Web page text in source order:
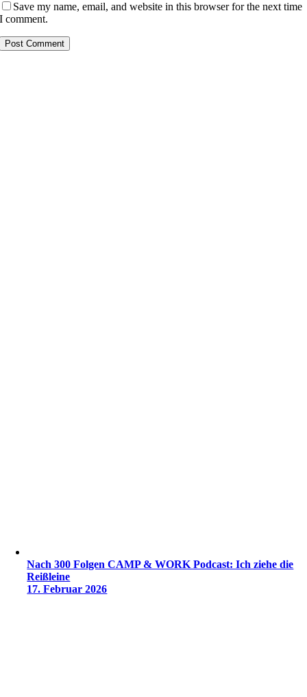
Save my name, email, and website in this browser for the next time
I comment.
Nach 300 Folgen CAMP & WORK Podcast: Ich ziehe die
Reißleine
17. Februar 2026